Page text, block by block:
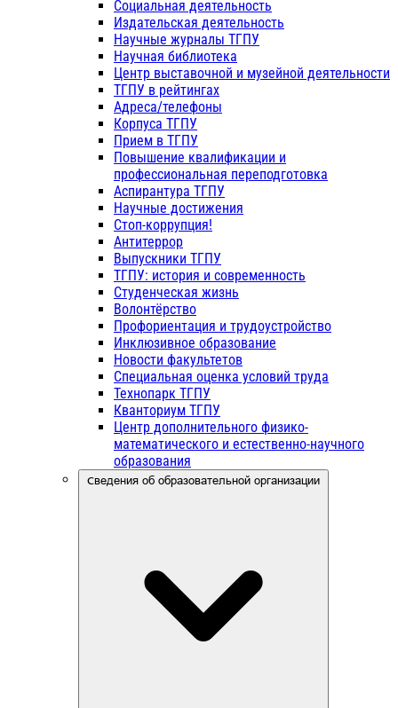
Социальная деятельность
Издательская деятельность
Научные журналы ТГПУ
Научная библиотека
Центр выставочной и музейной деятельности
ТГПУ в рейтингах
Адреса/телефоны
Корпуса ТГПУ
Прием в ТГПУ
Повышение квалификации и
профессиональная переподготовка
Аспирантура ТГПУ
Научные достижения
Стоп-коррупция!
Антитеррор
Выпускники ТГПУ
ТГПУ: история и современность
Студенческая жизнь
Волонтёрство
Профориентация и трудоустройство
Инклюзивное образование
Новости факультетов
Специальная оценка условий труда
Технопарк ТГПУ
Кванториум ТГПУ
Центр дополнительного физико-
математического и естественно-научного
образования
Сведения об образовательной организации